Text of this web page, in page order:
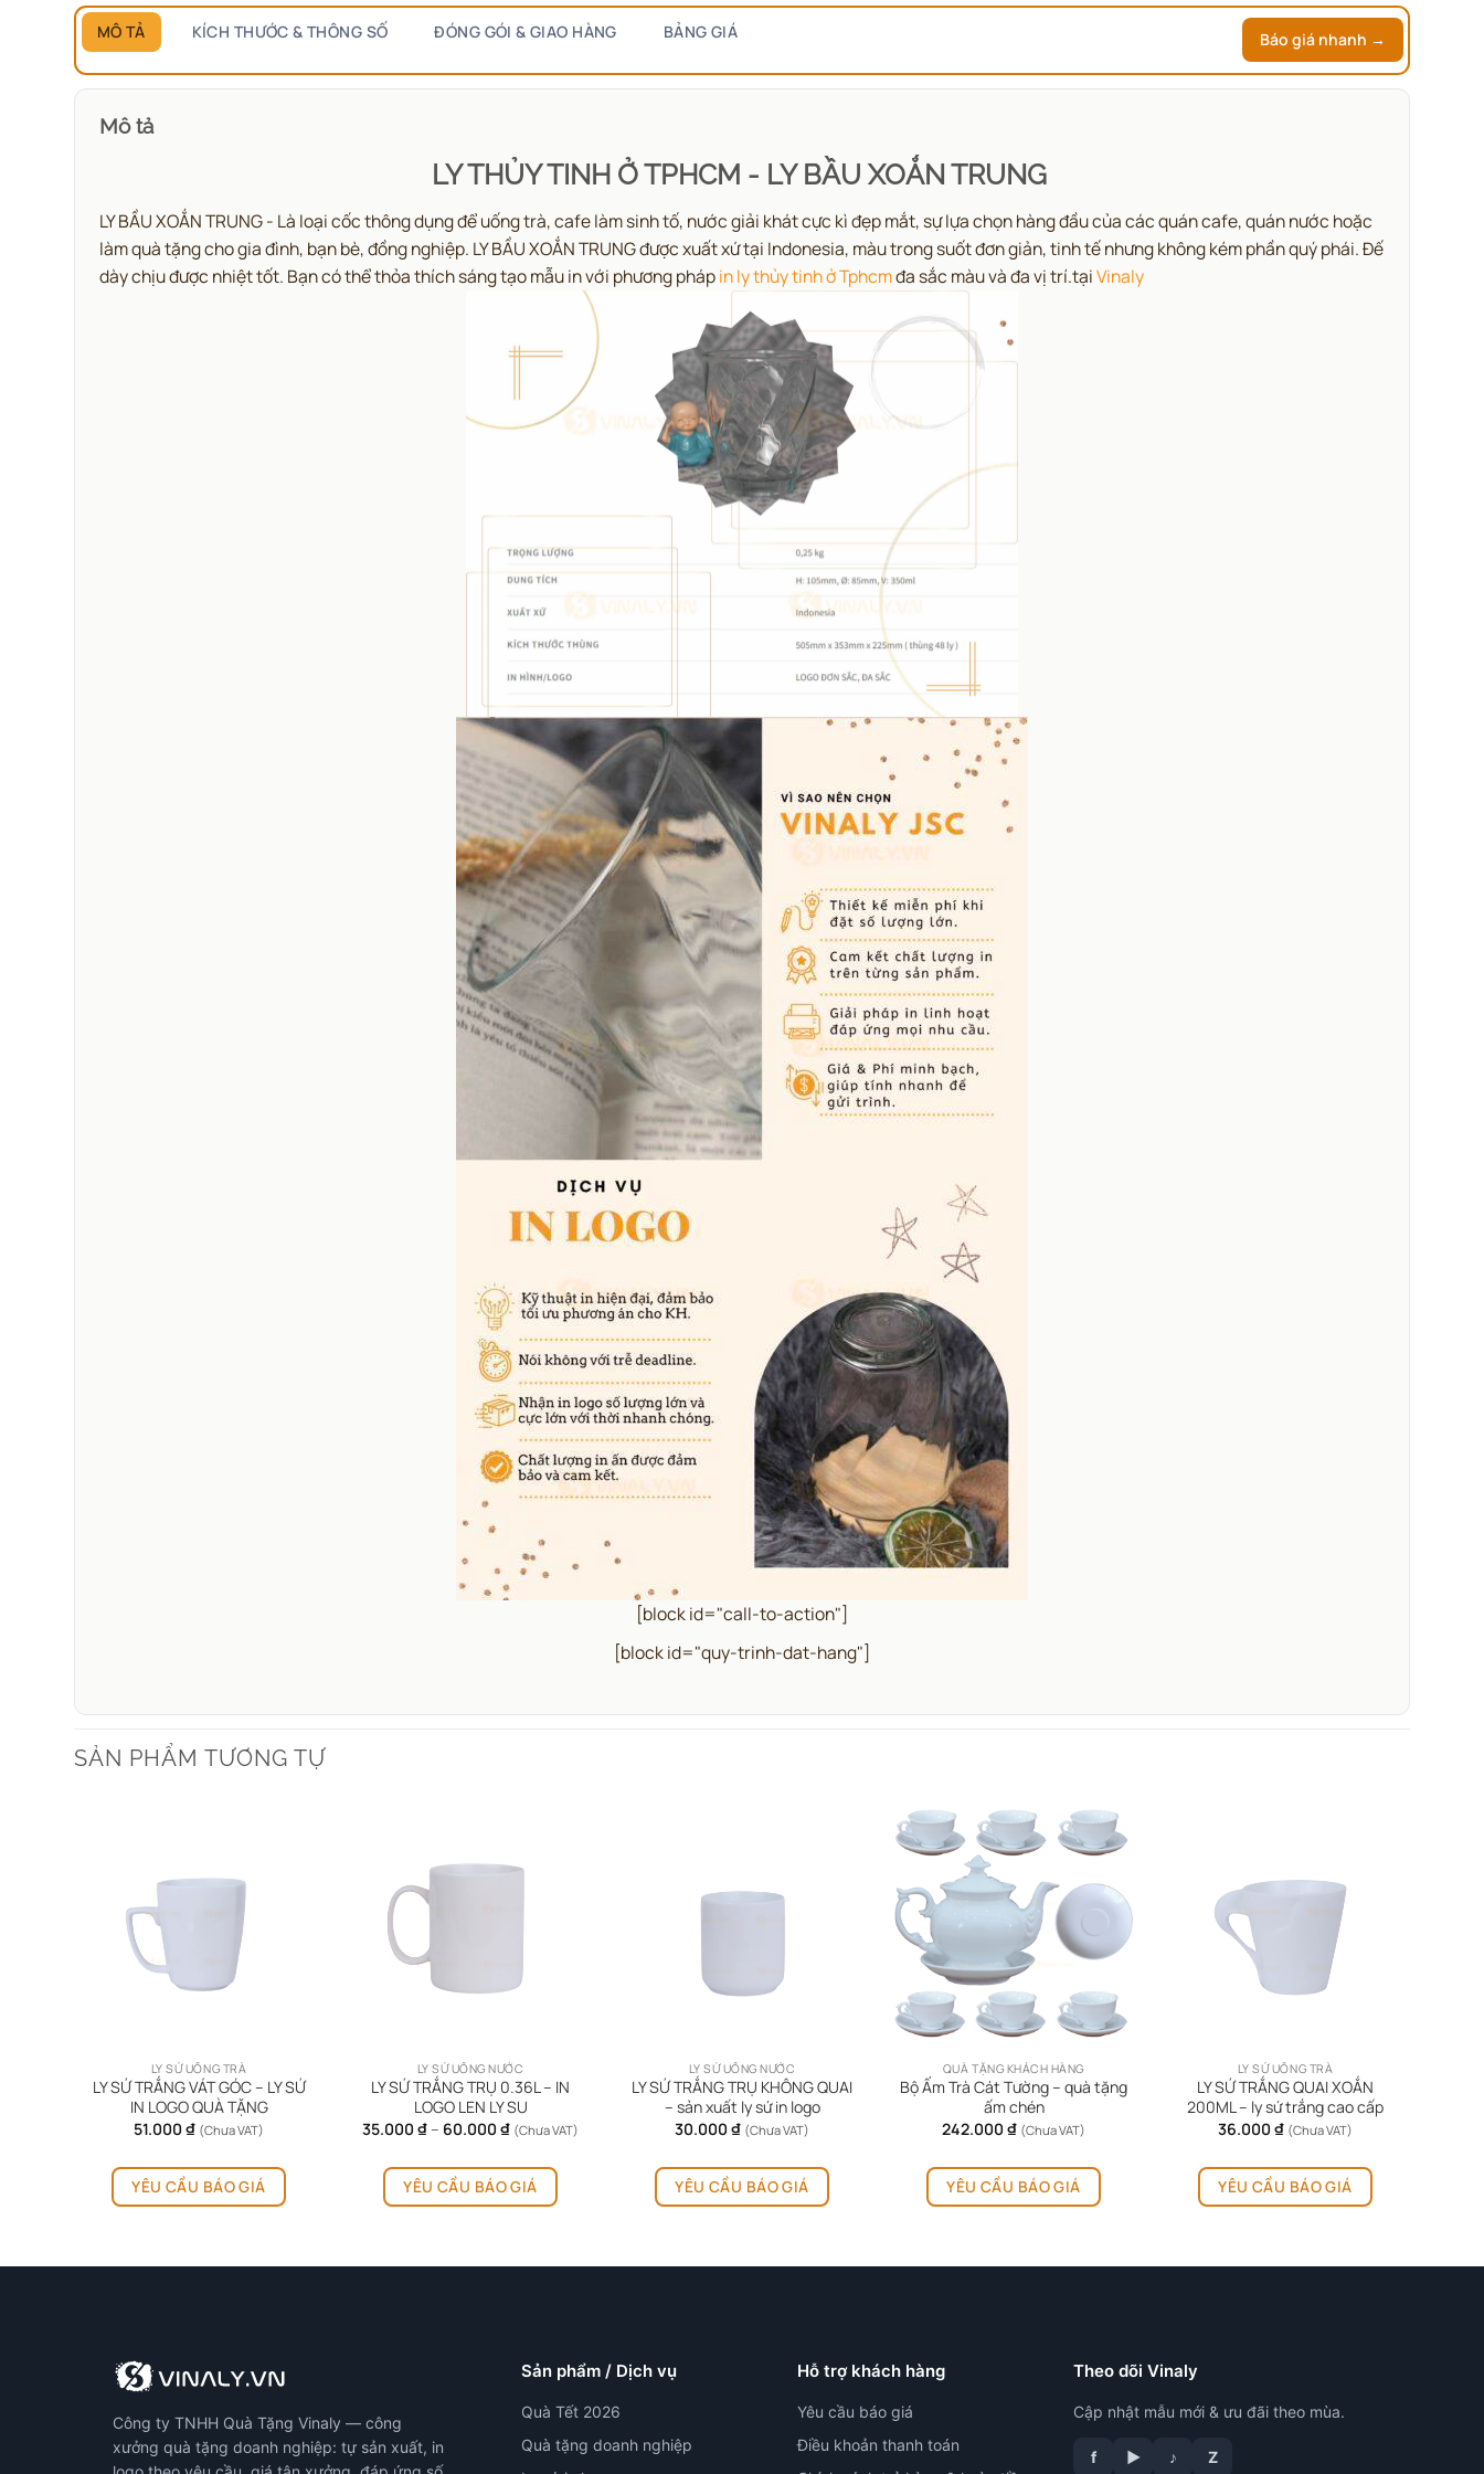
MÔ TẢ KÍCH THƯỚC & THÔNG SỐ ĐÓNG GÓI & GIAO HÀNG BẢNG GIÁ Báo giá nhanh →
Mô tả
LY THỦY TINH Ở TPHCM - LY BẦU XOẮN TRUNG
LY BẦU XOẮN TRUNG - Là loại cốc thông dụng để uống trà, cafe làm sinh tố, nước giải khát cực kì đẹp mắt, sự lựa chọn hàng đầu của các quán cafe, quán nước hoặc
làm quà tặng cho gia đình, bạn bè, đồng nghiệp. LY BẦU XOẮN TRUNG được xuất xứ tại Indonesia, màu trong suốt đơn giản, tinh tế nhưng không kém phần quý phái. Đế
dày chịu được nhiệt tốt. Bạn có thể thỏa thích sáng tạo mẫu in với phương phápin ly thủy tinh ở Tphcmđa sắc màu và đa vị trí.tạiVinaly
[block id="call-to-action"]
[block id="quy-trinh-dat-hang"]
SẢN PHẨM TƯƠNG TỰ
LY SỨ UỐNG TRÀ
LY SỨ TRẮNG VÁT GÓC – LY SỨ
IN LOGO QUÀ TẶNG
51.000 ₫ (Chưa VAT)
YÊU CẦU BÁO GIÁ
LY SỨ UỐNG NƯỚC
LY SỨ TRẮNG TRỤ 0.36L – IN
LOGO LEN LY SU
35.000 ₫ – 60.000 ₫Khoảng
giá:
35.000 ₫
đến
60.000 ₫
(Chưa VAT)
YÊU CẦU BÁO GIÁ
chọn
có
được
LY SỨ UỐNG NƯỚC
LY SỨ TRẮNG TRỤ KHÔNG QUAI
– sản xuất ly sứ in logo
30.000 ₫ (Chưa VAT)
YÊU CẦU BÁO GIÁ
QUÀ TẶNG KHÁCH HÀNG
Bộ Ấm Trà Cát Tường – quà tặng
ấm chén
242.000 ₫ (Chưa VAT)
YÊU CẦU BÁO GIÁ
LY SỨ UỐNG TRÀ
LY SỨ TRẮNG QUAI XOẮN
200ML – ly sứ trắng cao cấp
36.000 ₫ (Chưa VAT)
YÊU CẦU BÁO GIÁ
Công ty TNHH Quà Tặng Vinaly — công
xưởng quà tặng doanh nghiệp: tự sản xuất, in
Sản phẩm / Dịch vụ
Quà Tết 2026
Quà tặng doanh nghiệp
Hỗ trợ khách hàng
Yêu cầu báo giá
Điều khoản thanh toán
Theo dõi Vinaly
Cập nhật mẫu mới & ưu đãi theo mùa.
f ▶ ♪ Z